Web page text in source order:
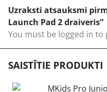
Uzraksti atsauksmi
Launch Pad 2 draiveris”
You must be logged in to
SAISTĪTIE PRODUKTI